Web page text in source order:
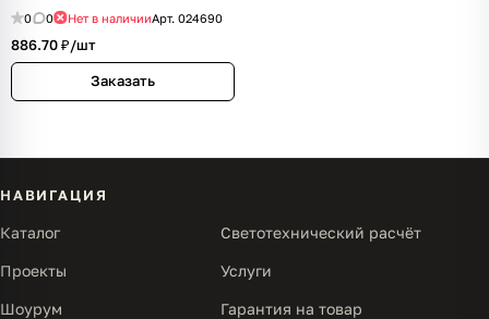
(Ardecoled, IP65)
0 0 Нет в наличииАрт. 024690
886.70 ₽/шт
Заказать
НАВИГАЦИЯ
Каталог Светотехнический расчёт
Проекты Услуги
Шоурум Гарантия на товар